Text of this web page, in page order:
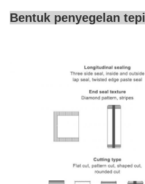
Bentuk penyegelan tepi